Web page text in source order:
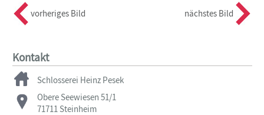
vorheriges Bild nächstes Bild
Kontakt
Schlosserei Heinz Pesek
Obere Seewiesen 51/1
71711 Steinheim